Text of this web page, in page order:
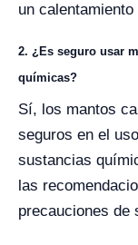
un calentamiento
2. ¿Es seguro usar
químicas?
Sí, los mantos
seguros en el
sustancias
las
precauciones de